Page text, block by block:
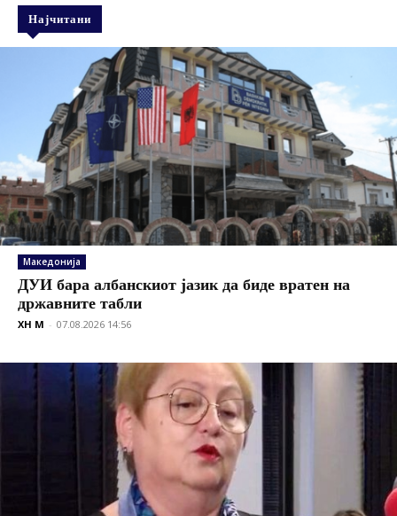
Најчитани
Македонија
ДУИ бара албанскиот јазик да биде вратен на
државните табли
XH M - 07.08.2026 14:56